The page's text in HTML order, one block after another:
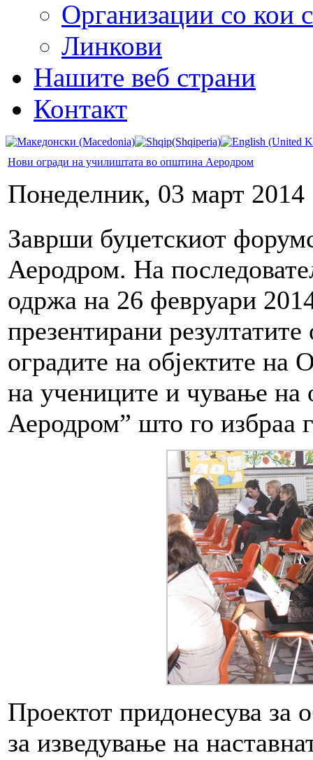
Организации со кои
Линкови
Нашите веб страни
Контакт
Нови огради на училиштата во општина Аеродром
Понеделник, 03 март 2014
Заврши буџетскиот
Аеродром. На
одржа на 26 февруари
презентирани
оградите на објектите на
на учениците и чување на
Аеродром” што го избраа
Проектот придонесува за
за изведување на